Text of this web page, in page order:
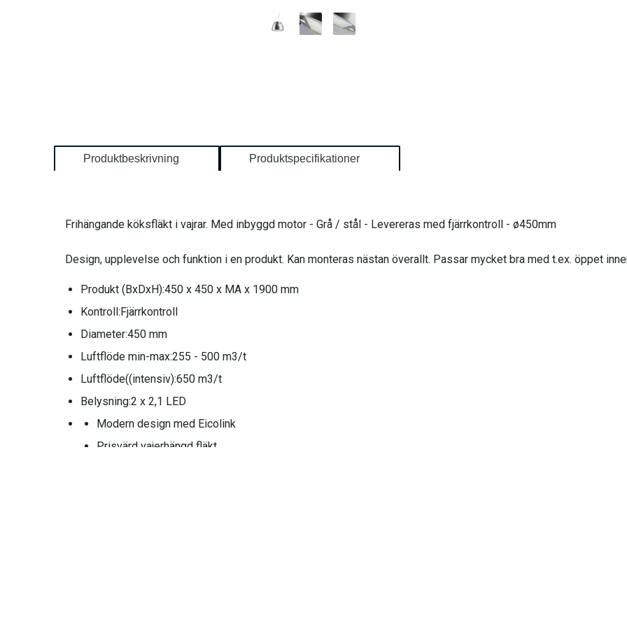
Produktbeskrivning Produktspecifikationer
Frihängande köksfläkt i vajrar. Med inbyggd motor - Grå / stål - Levereras med fjärrkontroll - ø450mm
Design, upplevelse och funktion i en produkt. Kan monteras nästan överallt. Passar mycket bra med t.ex. öppet
Produkt (BxDxH):450 x 450 x MA x 1900 mm
Kontroll: Fjärrkontroll
Diameter:450 mm
Luftflöde min-max:255 - 500 m3/t
Luftflöde((intensiv):650 m3/t
Belysning:2 x 2,1 LED
Modern design med Eicolink
Prisvärd vajerhängd fläkt